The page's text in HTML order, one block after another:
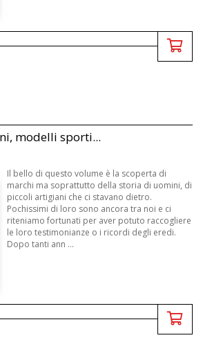
modelli sporti...
Il bello di questo volume è la scoperta di
marchi ma soprattutto della storia di uomini, di
piccoli artigiani che ci stavano dietro.
Pochissimi di loro sono ancora tra noi e ci
riteniamo fortunati per aver potuto raccogliere
le loro testimonianze o i ricordi degli eredi.
Dopo tanti ann ...